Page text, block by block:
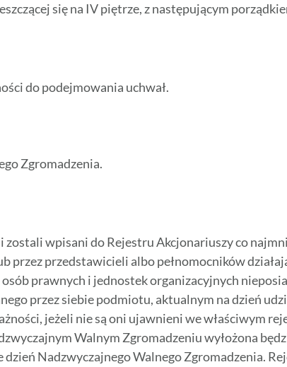
się na IV piętrze, z następującym
do podejmowania uchwał.
Zgromadzenia.
wpisani do Rejestru Akcjonariuszy co
przez przedstawicieli albo pełnomocników
prawnych i jednostek organizacyjnych
przez siebie podmiotu, aktualnym na dzień
jeżeli nie są oni ujawnieni we właściwym
Walnym Zgromadzeniu wyłożona
Nadzwyczajnego Walnego Zgromadzenia.